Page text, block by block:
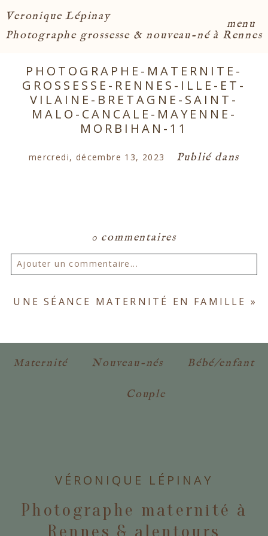
menu
Veronique Lépinay
Photographe grossesse & nouveau-né à Rennes
PHOTOGRAPHE-MATERNITE-
GROSSESSE-RENNES-ILLE-ET-
VILAINE-BRETAGNE-SAINT-
MALO-CANCALE-MAYENNE-
MORBIHAN-11
mercredi, décembre 13, 2023 Publié dans
0 commentaires
Ajouter un commentaire...
Votre email ne serajamais publié ou partagé.
UNE SÉANCE MATERNITÉ EN FAMILLE »
Maternité Nouveau-nés Bébé/enfant
Couple
VÉRONIQUE LÉPINAY
Photographe maternité à
Rennes & alentours